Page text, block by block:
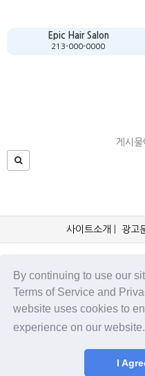
By continuing to use our
Terms of Service and
website uses cookies to
experience on our website.
I
Epic Hair Salon
213-000-0000
게시물
사이트소개 광고
OCKorea365.com 오씨코리아365는
통해 배포되거나, 본 웹 사이트에 포함
세스되는 정보, 내용 또는 광고(총칭하
증도 하지 않을 뿐만 아니라 서비스상의
안의 결과로서 디스플레이, 구매 또는
의 품질에 대해서도 보증을 하지 않습
본 웹사이트를 방문하신 귀하의 책임
자료를 "있는 그대로" 제공하며, 서비스
목적에의 적합성에 대한 보증을 포함하
인 보증을 명시적으로 부인합니다. 어
및 제품과 관련하여 직접, 간접, 부수적